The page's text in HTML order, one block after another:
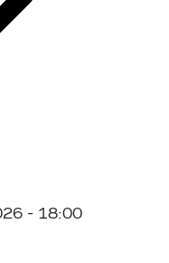
- 18:00